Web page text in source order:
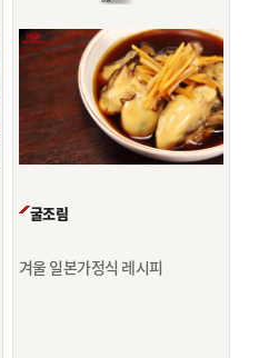
굴조림
겨울 일본가정식 레시피